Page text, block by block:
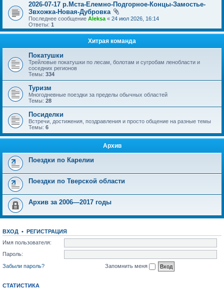
2026-07-17 р.Мста-Елемно-Подгорное-Концы-Замостье-
Звхожка-Новая-Дубровка
Последнее сообщение Aleksa « 24 июл 2026, 16:14
Ответы: 1
Хитрая команда
Покатушки
Трейловые покатушки по лесам, болотам и сугробам ленобласти и
соседних регионов
Темы: 334
Туризм
Многодневные поездки за пределы обычных областей
Темы: 28
Посиделки
Встречи, достижения, поздравления и просто общение на разные темы
Темы: 6
Архив
Поездки по Карелии
Поездки по Тверской области
Архив за 2006—2017 годы
ВХОД • РЕГИСТРАЦИЯ
Имя пользователя:
Пароль:
Забыли пароль?
Запомнить меня
СТАТИСТИКА